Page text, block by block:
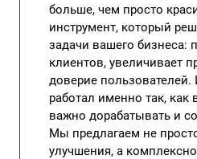
больше, чем просто
инструмент, который
задачи вашего бизнеса:
клиентов, увеличивает
доверие пользователей.
работал именно так, как
важно дорабатывать и
Мы предлагаем не
улучшения, а